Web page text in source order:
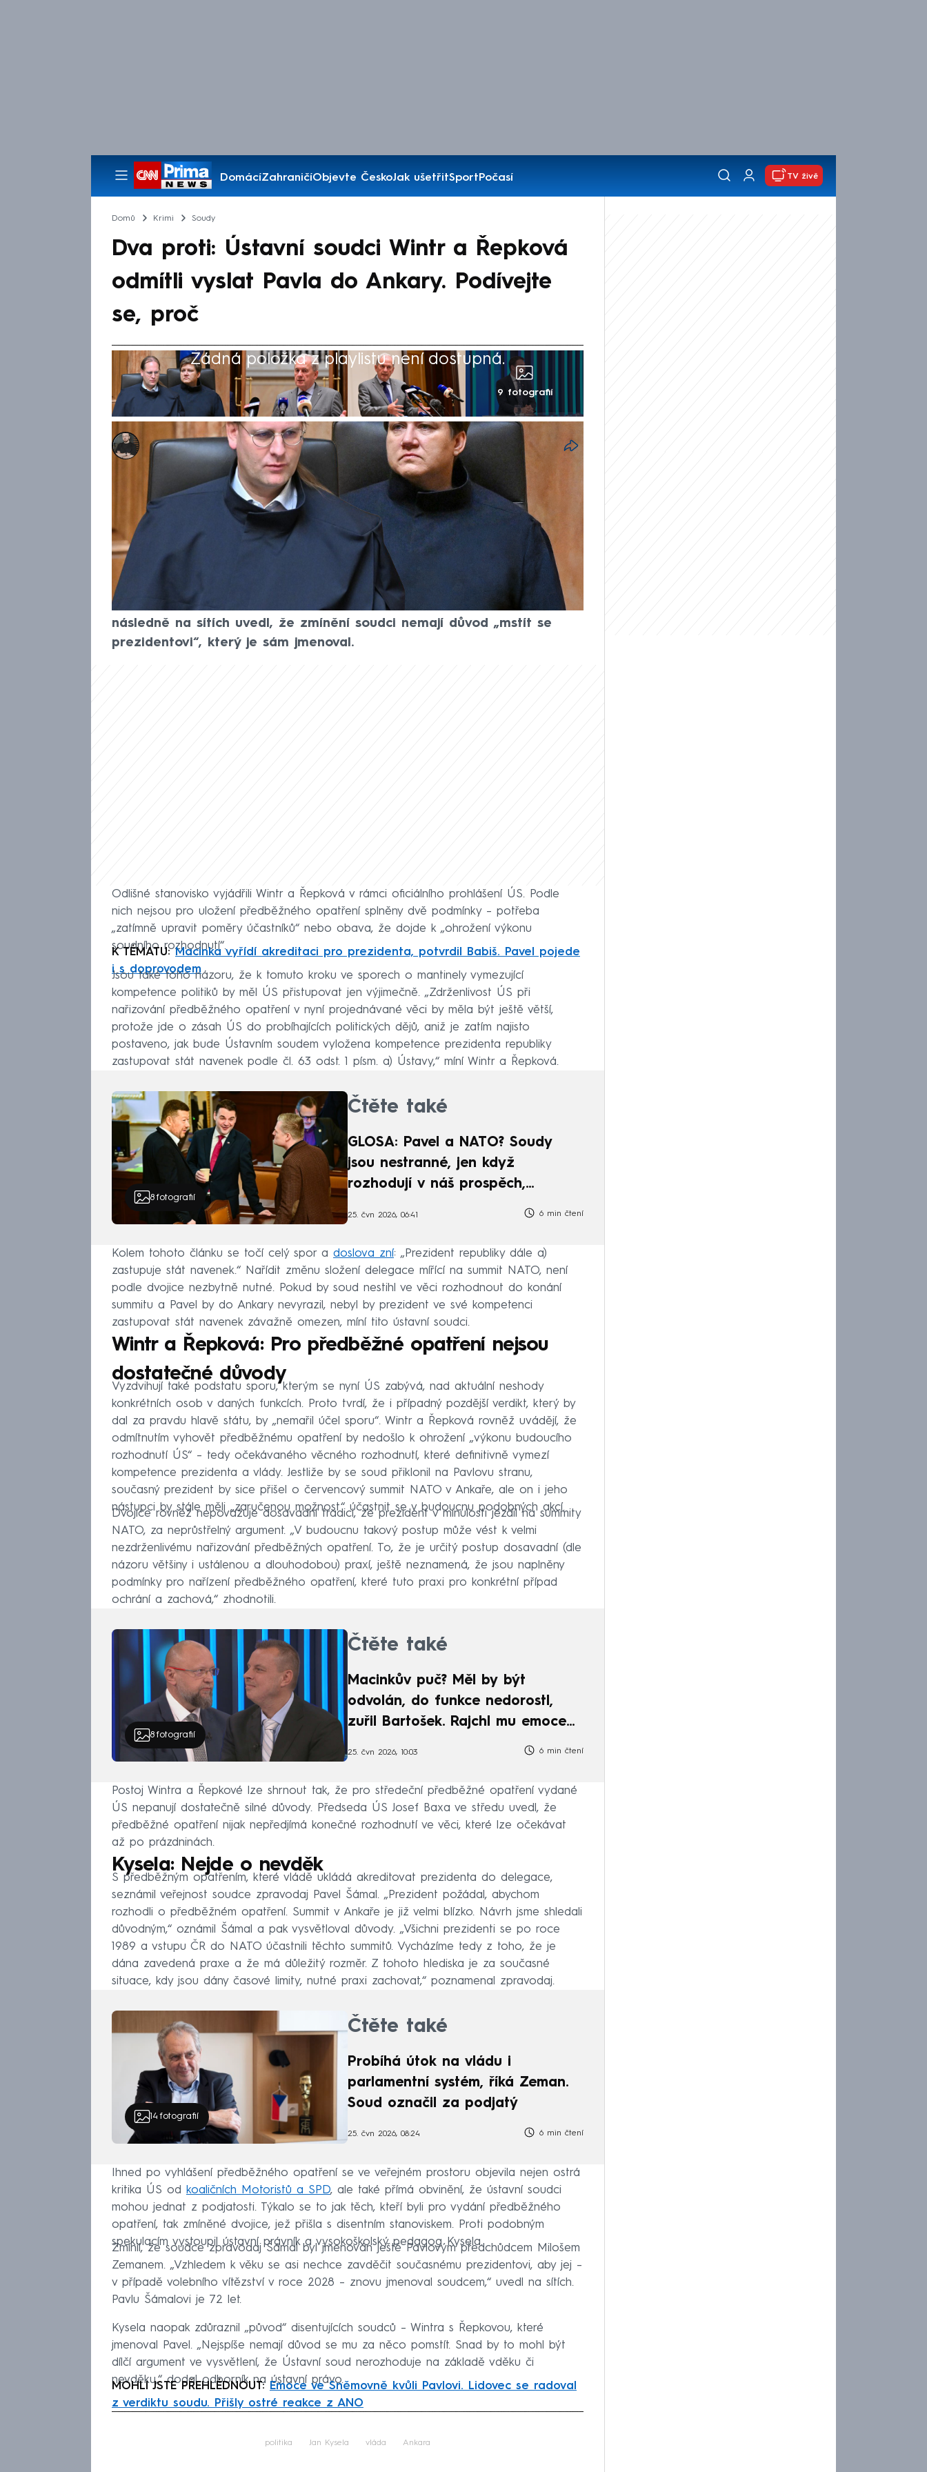
DomácíZahraničíObjevte ČeskoJak ušetřitSportPočasí
Pořady
TV živě
Domů Krimi Soudy
Dva proti: Ústavní soudci Wintr a Řepková
odmítli vyslat Pavla do Ankary. Podívejte
se, proč
Žádná položka z playlistu není dostupná.
9 fotografií
Marek Pausz
25. čvn 2026, 14:01
S předběžným opatřením Ústavního soudu (ÚS), které vládě ukládá
zařadit do delegace na summit NATO prezidenta, nesouhlasili soudce
Jan Wintr a soudkyně Dita Řepková. Ve svém disentním stanovisku
uvedli, že by ÚS měl být ve věci mnohem zdrženlivější a jeho středeční
rozhodnutí považují za „zásah do probíhajících politických dějů“. Dvojice
také nepovažuje za nesporný argument, že podobné zahraniční
výjezdy prezidenta jsou ustálenou zvyklostí. Ústavní právník Jan Kysela
následně na sítích uvedl, že zmínění soudci nemají důvod „mstít se
prezidentovi“, který je sám jmenoval.
Odlišné stanovisko vyjádřili Wintr a Řepková v rámci oficiálního prohlášení ÚS. Podle
nich nejsou pro uložení předběžného opatření splněny dvě podmínky – potřeba
„zatímně upravit poměry účastníků“ nebo obava, že dojde k „ohrožení výkonu
soudního rozhodnutí“.
K TÉMATU:Macinka vyřídí akreditaci pro prezidenta, potvrdil Babiš. Pavel pojede
i s doprovodem
Jsou také toho názoru, že k tomuto kroku ve sporech o mantinely vymezující
kompetence politiků by měl ÚS přistupovat jen výjimečně. „Zdrženlivost ÚS při
nařizování předběžného opatření v nyní projednávané věci by měla být ještě větší,
protože jde o zásah ÚS do probíhajících politických dějů, aniž je zatím najisto
postaveno, jak bude Ústavním soudem vyložena kompetence prezidenta republiky
zastupovat stát navenek podle čl. 63 odst. 1 písm. a) Ústavy,“ míní Wintr a Řepková.
8fotografií
Čtěte také
GLOSA: Pavel a NATO? Soudy
jsou nestranné, jen když
rozhodují v náš prospěch,
25. čvn 2026, 06:41 6 min čtení
Kolem tohoto článku se točí celý spor a doslova zní: „Prezident republiky dále a)
zastupuje stát navenek.“ Nařídit změnu složení delegace mířící na summit NATO, není
podle dvojice nezbytně nutné. Pokud by soud nestihl ve věci rozhodnout do konání
summitu a Pavel by do Ankary nevyrazil, nebyl by prezident ve své kompetenci
zastupovat stát navenek závažně omezen, míní tito ústavní soudci.
Wintr a Řepková: Pro předběžné opatření nejsou
dostatečné důvody
Vyzdvihují také podstatu sporu, kterým se nyní ÚS zabývá, nad aktuální neshody
konkrétních osob v daných funkcích. Proto tvrdí, že i případný pozdější verdikt, který by
dal za pravdu hlavě státu, by „nemařil účel sporu“. Wintr a Řepková rovněž uvádějí, že
odmítnutím vyhovět předběžnému opatření by nedošlo k ohrožení „výkonu budoucího
rozhodnutí ÚS“ – tedy očekávaného věcného rozhodnutí, které definitivně vymezí
kompetence prezidenta a vlády. Jestliže by se soud přiklonil na Pavlovu stranu,
současný prezident by sice přišel o červencový summit NATO v Ankaře, ale on i jeho
nástupci by stále měli „zaručenou možnost“ účastnit se v budoucnu podobných akcí.
Dvojice rovněž nepovažuje dosavadní tradici, že prezident v minulosti jezdil na summity
NATO, za neprůstřelný argument. „V budoucnu takový postup může vést k velmi
nezdrženlivému nařizování předběžných opatření. To, že je určitý postup dosavadní (dle
názoru většiny i ustálenou a dlouhodobou) praxí, ještě neznamená, že jsou naplněny
podmínky pro nařízení předběžného opatření, které tuto praxi pro konkrétní případ
ochrání a zachová,“ zhodnotili.
8fotografií
Čtěte také
Macinkův puč? Měl by být
odvolán, do funkce nedorostl,
zuřil Bartošek. Rajchl mu emoce
25. čvn 2026, 10:03 6 min čtení
Postoj Wintra a Řepkové lze shrnout tak, že pro středeční předběžné opatření vydané
ÚS nepanují dostatečně silné důvody. Předseda ÚS Josef Baxa ve středu uvedl, že
předběžné opatření nijak nepředjímá konečné rozhodnutí ve věci, které lze očekávat
až po prázdninách.
Kysela: Nejde o nevděk
S předběžným opatřením, které vládě ukládá akreditovat prezidenta do delegace,
seznámil veřejnost soudce zpravodaj Pavel Šámal. „Prezident požádal, abychom
rozhodli o předběžném opatření. Summit v Ankaře je již velmi blízko. Návrh jsme shledali
důvodným,“ oznámil Šámal a pak vysvětloval důvody. „Všichni prezidenti se po roce
1989 a vstupu ČR do NATO účastnili těchto summitů. Vycházíme tedy z toho, že je
dána zavedená praxe a že má důležitý rozměr. Z tohoto hlediska je za současné
situace, kdy jsou dány časové limity, nutné praxi zachovat,“ poznamenal zpravodaj.
14 fotografií
Čtěte také
Probíhá útok na vládu i
parlamentní systém, říká Zeman.
Soud označil za podjatý
25. čvn 2026, 08:24 6 min čtení
Ihned po vyhlášení předběžného opatření se ve veřejném prostoru objevila nejen ostrá
kritika ÚS od
koaličních Motoristů a SPD, ale také přímá obvinění, že ústavní soudci
mohou jednat z podjatosti. Týkalo se to jak těch, kteří byli pro vydání předběžného
opatření, tak zmíněné dvojice, jež přišla s disentním stanoviskem. Proti podobným
spekulacím vystoupil ústavní právník a vysokoškolský pedagog Kysela.
Zmínil, že soudce zpravodaj Šámal byl jmenován ještě Pavlovým předchůdcem Milošem
Zemanem. „Vzhledem k věku se asi nechce zavděčit současnému prezidentovi, aby jej –
v případě volebního vítězství v roce 2028 – znovu jmenoval soudcem,“ uvedl na sítích.
Pavlu Šámalovi je 72 let.
Kysela naopak zdůraznil „původ“ disentujících soudců – Wintra s Řepkovou, které
jmenoval Pavel. „Nejspíše nemají důvod se mu za něco pomstít. Snad by to mohl být
dílčí argument ve vysvětlení, že Ústavní soud nerozhoduje na základě vděku či
nevděku,“ dodal odborník na ústavní právo.
MOHLI JSTE PŘEHLÉDNOUT: Emoce ve Sněmovně kvůli Pavlovi. Lidovec se radoval
z verdiktu soudu. Přišly ostré reakce z ANO
politika Jan Kysela vláda Ankara